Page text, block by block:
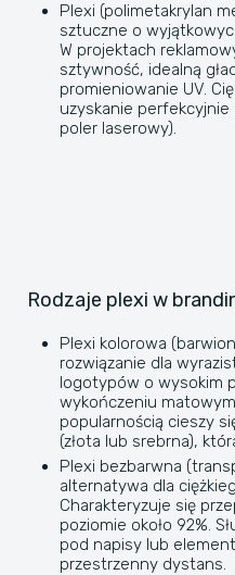
​Plexi (polimetakrylan
sztuczne o
W projektach
sztywność, idealną
promieniowanie UV.
uzyskanie perfekcyjnie
poler laserowy).
​Rodzaje plexi w
​Plexi kolorowa
rozwiązanie dla
logotypów o wysokim
wykończeniu
popularnością cieszy
(złota lub srebrna),
​Plexi bezbarwna
alternatywa dla
Charakteryzuje się
poziomie około 92%.
pod napisy lub
przestrzenny dystans.